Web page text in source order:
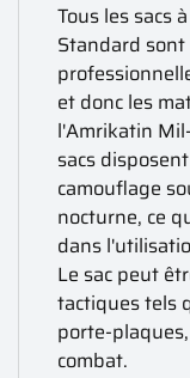
Tous les sacs
Standard
et donc les
l'Amrikatin
sacs
camouflage
nocturne, ce
dans
Le sac peut
tactiques tels
porte-
combat.